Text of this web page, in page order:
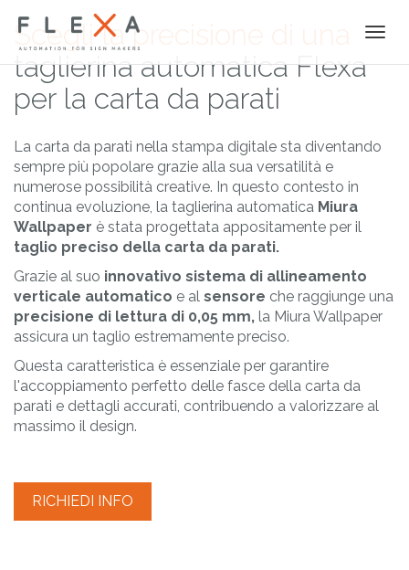
Scegli la precisione di una
taglierina automatica Flexa
per la carta da parati
La carta da parati nella stampa digitale sta diventando
sempre più popolare grazie alla sua versatilità e
numerose possibilità creative. In questo contesto in
continua evoluzione, la taglierina automatica Miura
Wallpaper è stata progettata appositamente per il
taglio preciso della carta da parati.
Grazie al suo innovativo sistema di allineamento
verticale automatico e al sensore che raggiunge una
precisione di lettura di 0,05 mm, la Miura Wallpaper
assicura un taglio estremamente preciso.
Questa caratteristica è essenziale per garantire
l'accoppiamento perfetto delle fasce della carta da
parati e dettagli accurati, contribuendo a valorizzare al
massimo il design.
RICHIEDI INFO